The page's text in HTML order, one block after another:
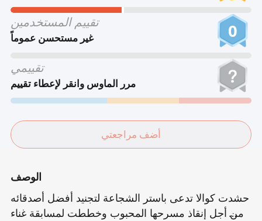
تقييم المستخدمين
غير مستحسن عموماً 0
تقييمي
مرر الماوس وانقر لإعطاء تقييم
أضف مراجعتي
الوصف
حشدت كوالا تدعى باستر الشجاعة لتجنيد أفضل أصدقائه
من أجل إنقاذ مسرحها المحبوب وخططت لمسابقة غناء